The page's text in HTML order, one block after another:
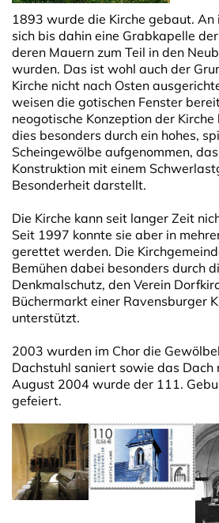
1893 wurde die Kirche gebaut. An
sich bis dahin eine Grabkapelle
deren Mauern zum Teil in den
wurden. Das ist wohl auch der
Kirche nicht nach Osten
weisen die gotischen Fenster
neogotische Konzeption der Kirche
dies besonders durch ein hohes,
Scheingewölbe aufgenommen,
Konstruktion mit einem
Besonderheit darstellt.
Die Kirche kann seit langer Zeit
Seit 1997 konnte sie aber in
gerettet werden. Die
Bemühen dabei besonders durch
Denkmalschutz, den Verein
Büchermarkt einer Ravensburger
unterstützt.
2003 wurden im Chor die
Dachstuhl saniert sowie das Dach
August 2004 wurde der 111.
gefeiert.